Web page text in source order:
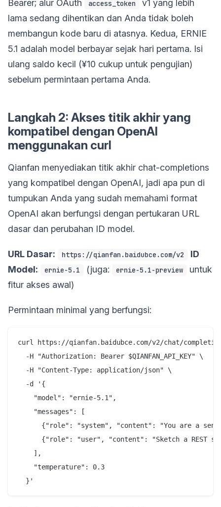
Bearer; alur OAuth access_token
v1 yang lebih
lama sedang dihentikan dan Anda tidak boleh
membangun kode baru di atasnya. Kedua, ERNIE
5.1 adalah model berbayar sejak hari pertama. Isi
ulang saldo kecil (¥10 cukup untuk pengujian)
sebelum permintaan pertama Anda.
Langkah 2: Akses titik akhir yang
kompatibel dengan OpenAI
menggunakan curl
Qianfan menyediakan titik akhir chat-completions
yang kompatibel dengan OpenAI, jadi apa pun di
tumpukan Anda yang sudah memahami format
OpenAI akan berfungsi dengan pertukaran URL
dasar dan perubahan ID model.
URL Dasar: https://qianfan.baidubce.com/v2
ID
Model:
ernie-5.1 (juga: ernie-5.1-preview
untuk
fitur akses awal)
Permintaan minimal yang berfungsi:
curl https://qianfan.baidubce.com/v2/chat/
  -H "Authorization: Bearer $QIANFAN_API_KEY" \
  -H "Content-Type: application/json" \
  -d '{
    "model": "ernie-5.1",
    "messages": [
{"role": "system", "content": "You are a
{"role": "user", "content": "Sketch a REST
    ],
    "temperature": 0.3